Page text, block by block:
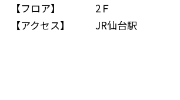
【フロア】
2Ｆ
【アクセス】
JR仙台駅